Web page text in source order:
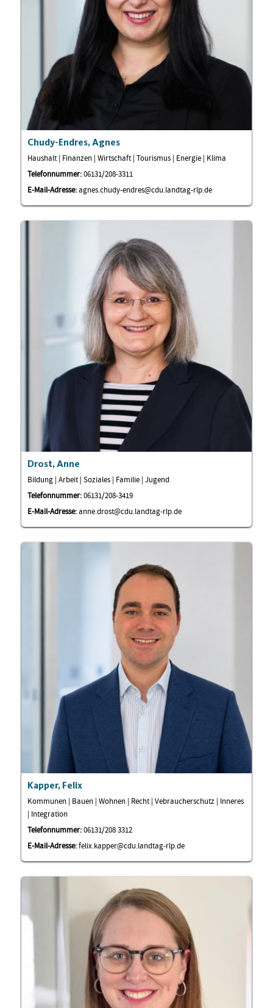
Chudy-Endres, Agnes
Haushalt | Finanzen | Wirtschaft | Tourismus | Energie | Klima
Telefonnummer:06131/208-3311
E-Mail-Adresse:agnes.chudy-endres@cdu.landtag-rlp.de
Drost, Anne
Bildung | Arbeit | Soziales | Familie | Jugend
Telefonnummer:06131/208-3419
E-Mail-Adresse:anne.drost@cdu.landtag-rlp.de
Kapper, Felix
Kommunen | Bauen | Wohnen | Recht | Vebraucherschutz | Inneres
| Integration
Telefonnummer:06131/208 3312
E-Mail-Adresse:felix.kapper@cdu.landtag-rlp.de